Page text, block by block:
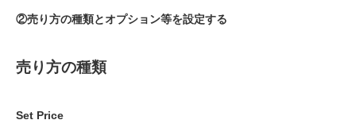
②売り方の種類とオプション等を設定する
売り方の種類
Set Price